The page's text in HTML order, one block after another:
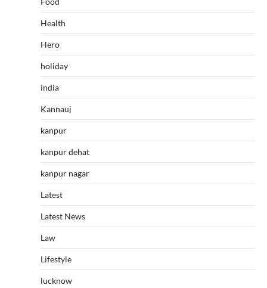
Health
Hero
holiday
india
Kannauj
kanpur
kanpur dehat
kanpur nagar
Latest
Latest News
Law
Lifestyle
lucknow